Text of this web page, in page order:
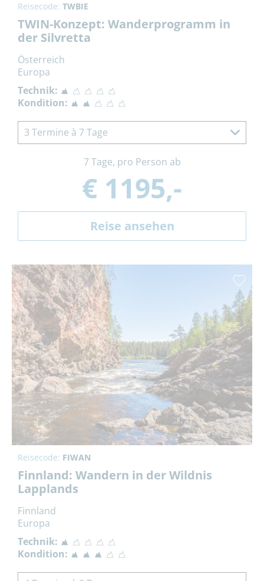
Reisecode: TWBIE
TWIN-Konzept: Wanderprogramm in
der Silvretta
Österreich
Europa
Technik:
Kondition:
3 Termine à 7 Tage
7 Tage, pro Person ab
€ 1195,-
Reise ansehen
Reisecode: FIWAN
Finnland: Wandern in der Wildnis
Lapplands
Finnland
Europa
Technik:
Kondition: